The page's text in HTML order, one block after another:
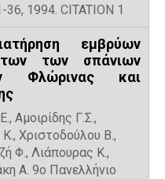
36, 1994. CITATION 1
εμβρύων
των σπάνιων
Φλώρινας και
Αμοιρίδης Γ.Σ.,
Χριστοδούλου Β.,
Φ., Λιάπουρας Κ.,
Α. 9ο Πανελλήνιο